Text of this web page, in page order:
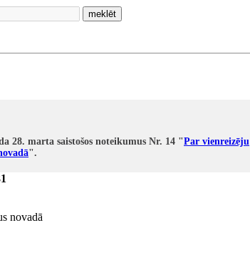
meklēt
28. marta saistošos noteikumus Nr. 14 "Par vienreizēju
".
novadā